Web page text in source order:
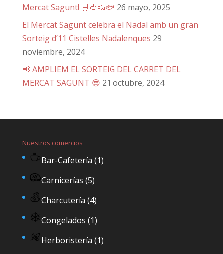
Mercat Sagunt! 🛒🍅🧀🐟 26 mayo, 2025
El Mercat Sagunt celebra el Nadal amb un gran
Sorteig d’11 Cistelles Nadalenques 29
noviembre, 2024
📢 AMPLIEM EL SORTEIG DEL CARRET DEL
MERCAT SAGUNT 😎 21 octubre, 2024
Nuestros comercios
Bar-Cafetería (1)
Carnicerías (5)
Charcutería (4)
Congelados (1)
Herboristería (1)